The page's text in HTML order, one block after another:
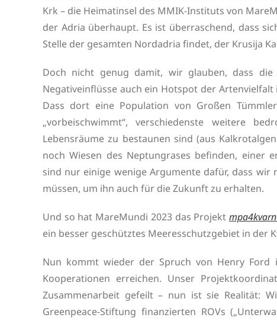
Krk – die Heimatinsel des MMIK-Instituts von
der Adria überhaupt. Es ist überraschend, dass
Stelle der gesamten Nordadria findet, der Krusija
Doch nicht genug damit, wir glauben, dass
Negativeinflüsse auch ein Hotspot der
Dass dort eine Population von Großen
„vorbeischwimmt“, verschiedenste weitere
Lebensräume zu bestaunen sind (aus
noch Wiesen des Neptungrases befinden, einer
sind nur einige wenige Argumente dafür, dass
müssen, um ihn auch für die Zukunft zu erhalten.
Und so hat MareMundi 2023 das Projekt
ein besser geschütztes Meeresschutzgebiet in der
Nun kommt wieder der Spruch von Henry
Kooperationen erreichen. Unser
Zusammenarbeit gefeilt – nun ist sie Realität:
Greenpeace-Stiftung finanzierten ROVs